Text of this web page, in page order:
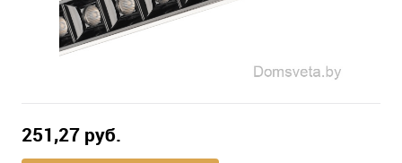
251,27 pуб.